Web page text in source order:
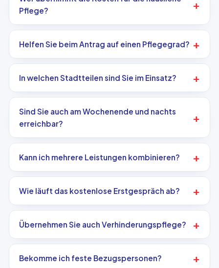
Pflege?
Helfen Sie beim Antrag auf einen Pflegegrad?
In welchen Stadtteilen sind Sie im Einsatz?
Sind Sie auch am Wochenende und nachts
erreichbar?
Kann ich mehrere Leistungen kombinieren?
Wie läuft das kostenlose Erstgespräch ab?
Übernehmen Sie auch Verhinderungspflege?
Bekomme ich feste Bezugspersonen?